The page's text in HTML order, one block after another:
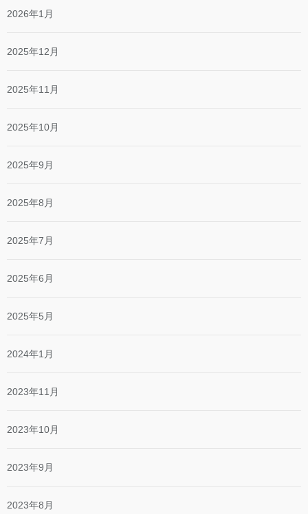
2026年1月
2025年12月
2025年11月
2025年10月
2025年9月
2025年8月
2025年7月
2025年6月
2025年5月
2024年1月
2023年11月
2023年10月
2023年9月
2023年8月